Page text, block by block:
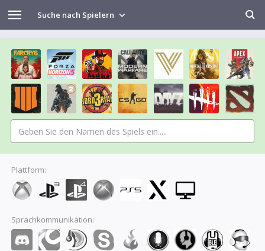
Suche nach Spielern
Plattform:
Sprachkommunikation: